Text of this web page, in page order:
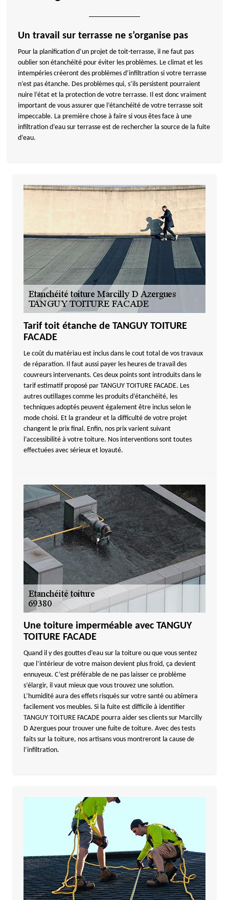
Un travail sur terrasse ne s’organise pas
Pour la planification d’un projet de toit-terrasse, il ne faut pas
oublier son étanchéité pour éviter les problèmes. Le climat et les
intempéries créeront des problèmes d’infiltration si votre terrasse
n’est pas étanche. Des problèmes qui, s’ils persistent pourraient
nuire l’état et la protection de votre terrasse. Il est donc vraiment
important de vous assurer que l’étanchéité de votre terrasse soit
impeccable. La première chose à faire si vous êtes face à une
infiltration d’eau sur terrasse est de rechercher la source de la fuite
d’eau.
Tarif toit étanche de TANGUY TOITURE
FACADE
Le coût du matériau est inclus dans le cout total de vos travaux
de réparation. Il faut aussi payer les heures de travail des
couvreurs intervenants. Ces deux points sont introduits dans le
tarif estimatif proposé par TANGUY TOITURE FACADE. Les
autres outillages comme les produits d’étanchéité, les
techniques adoptés peuvent également être inclus selon le
mode choisi. Et la grandeur et la difficulté de votre projet
changent le prix final. Enfin, nos prix varient suivant
l’accessibilité à votre toiture. Nos interventions sont toutes
effectuées avec sérieux et loyauté.
Une toiture imperméable avec TANGUY
TOITURE FACADE
Quand il y des gouttes d’eau sur la toiture ou que vous sentez
que l’intérieur de votre maison devient plus froid, ça devient
ennuyeux. C’est préférable de ne pas laisser ce problème
s’élargir, il vaut mieux que vous trouvez une solution.
L’humidité aura des effets risqués sur votre santé ou abîmera
facilement vos meubles. Si la fuite est difficile à identifier
TANGUY TOITURE FACADE pourra aider ses clients sur Marcilly
D Azergues pour trouver une fuite de toiture. Avec des tests
faits sur la toiture, nos artisans vous montreront la cause de
l’infiltration.